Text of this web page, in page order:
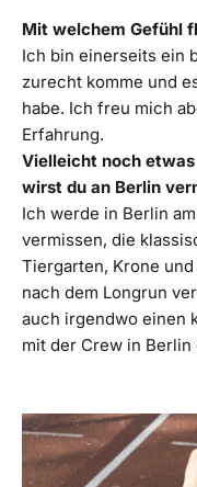
Mit welchem Gefühl
Ich bin einerseits ein
zurecht komme und
habe. Ich freu mich
Erfahrung.
Vielleicht noch
wirst du an Berlin
Ich werde in Berlin
vermissen, die
Tiergarten, Krone
nach dem Longrun
auch irgendwo einen
mit der Crew in